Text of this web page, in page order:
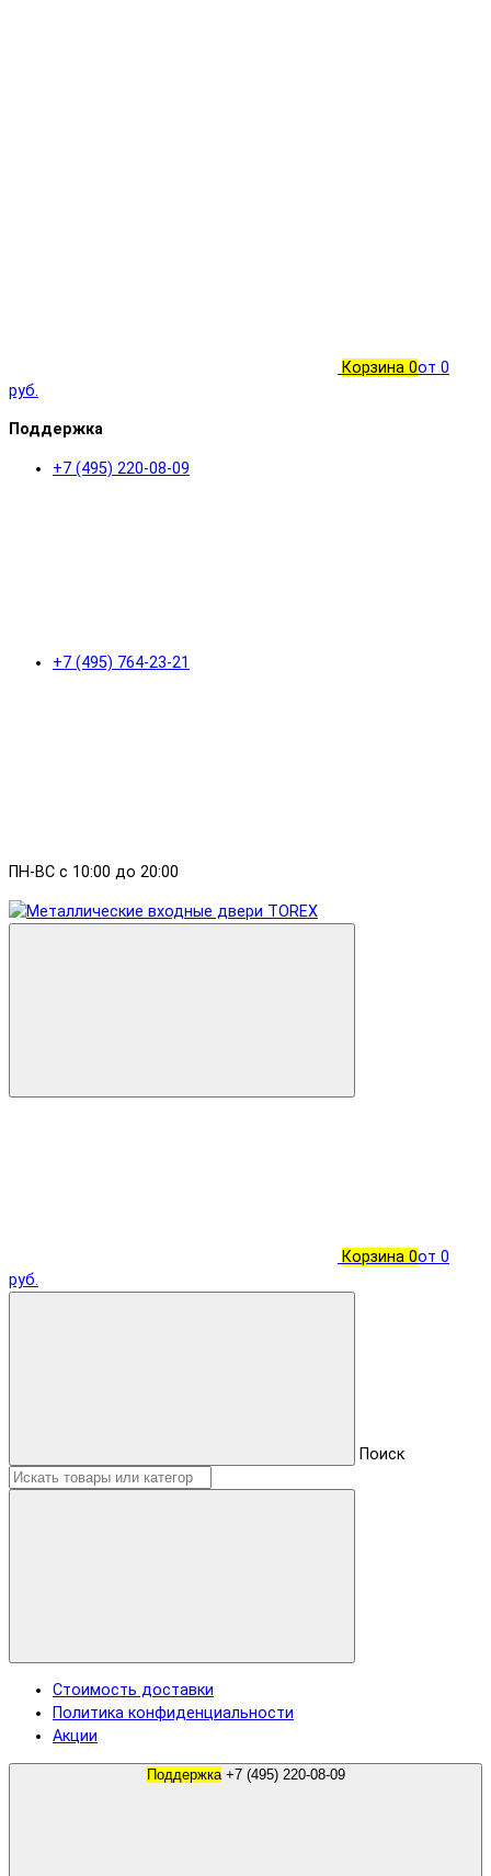
Корзина 0от 0
руб.
Поддержка
+7 (495) 220-08-09
+7 (495) 764-23-21
ПН-ВС с 10:00 до 20:00
Корзина 0от 0
руб.
Поиск
Стоимость доставки
Политика конфиденциальности
Акции
Поддержка +7 (495) 220-08-09